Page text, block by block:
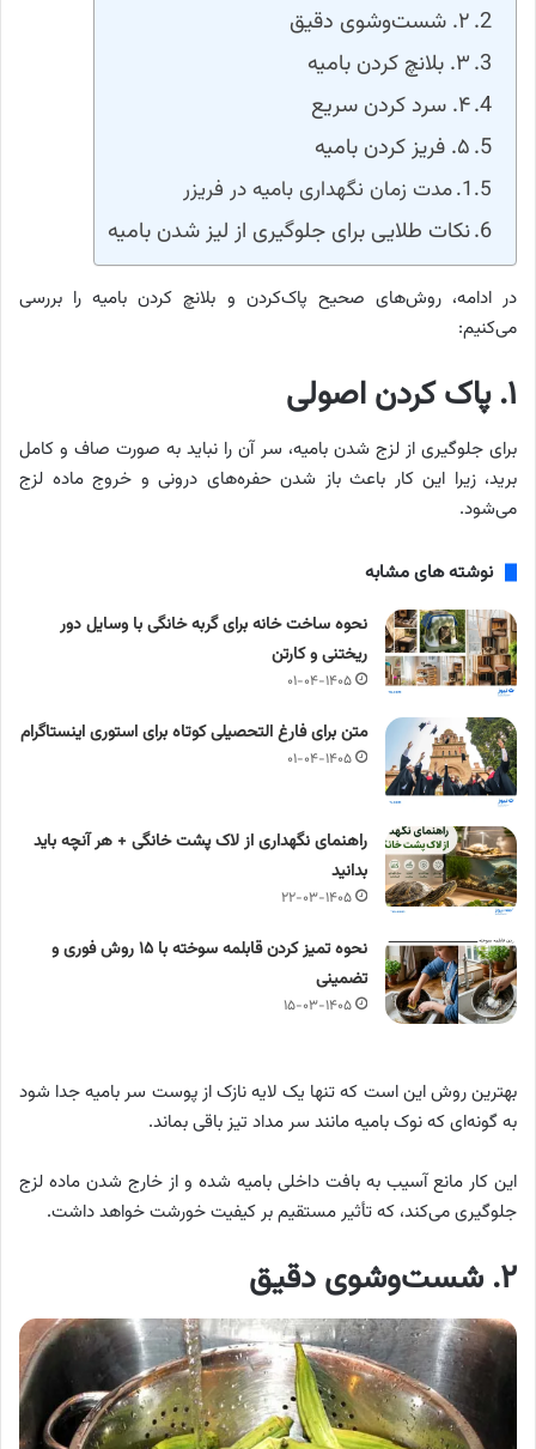
۲. شست‌وشوی دقیق
۳. بلانچ کردن بامیه
۴. سرد کردن سریع
۵. فریز کردن بامیه
مدت زمان نگهداری بامیه در فریزر
نکات طلایی برای جلوگیری از لیز شدن بامیه
در ادامه، روش‌های صحیح پاک‌کردن و بلانچ کردن بامیه را بررسی
می‌کنیم:
۱. پاک کردن اصولی
برای جلوگیری از لزج شدن بامیه، سر آن را نباید به‌ صورت صاف و کامل
برید، زیرا این کار باعث باز شدن حفره‌های درونی و خروج ماده لزج
می‌شود.
نوشته های مشابه
نحوه ساخت خانه برای گربه خانگی با وسایل دور
ریختنی و کارتن
۰۱-۰۴-۱۴۰۵
متن برای فارغ التحصیلی کوتاه برای استوری اینستاگرام
۰۱-۰۴-۱۴۰۵
راهنمای نگهداری از لاک پشت خانگی + هر آنچه باید
بدانید
۲۲-۰۳-۱۴۰۵
نحوه تمیز کردن قابلمه سوخته با ۱۵ روش فوری و
تضمینی
۱۵-۰۳-۱۴۰۵
بهترین روش این است که تنها یک لایه نازک از پوست سر بامیه جدا شود
به ‌گونه‌ای که نوک بامیه مانند سر مداد تیز باقی بماند.
این کار مانع آسیب به بافت داخلی بامیه شده و از خارج شدن ماده لزج
جلوگیری می‌کند، که تأثیر مستقیم بر کیفیت خورشت خواهد داشت.
۲. شست‌وشوی دقیق